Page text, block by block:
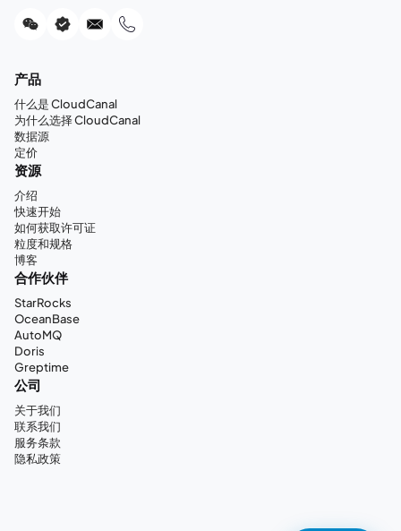
产品
什么是 CloudCanal
为什么选择 CloudCanal
数据源
定价
资源
介绍
快速开始
如何获取许可证
粒度和规格
博客
合作伙伴
StarRocks
OceanBase
AutoMQ
Doris
Greptime
公司
关于我们
联系我们
服务条款
隐私政策